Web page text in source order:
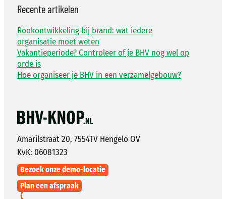
Amarilstraat 20, 7554TV Hengelo OV
KvK: 06081323
Bezoek onze demo-locatie
Plan een afspraak
Recente artikelen
Rookontwikkeling bij brand: wat iedere
organisatie moet weten
Vakantieperiode? Controleer of je BHV nog wel op
orde is
Hoe organiseer je BHV in een verzamelgebouw?